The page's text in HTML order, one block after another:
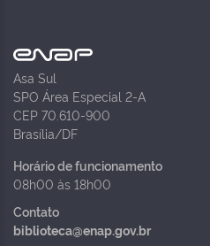
Asa Sul
SPO Área Especial 2-A
CEP 70.610-900
Brasília/DF
Horário de funcionamento
08h00 às 18h00
Contato
biblioteca@enap.gov.br